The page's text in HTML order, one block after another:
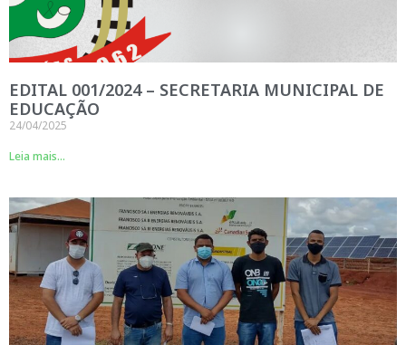
EDITAL 001/2024 – SECRETARIA MUNICIPAL DE
EDUCAÇÃO
24/04/2025
Leia mais...